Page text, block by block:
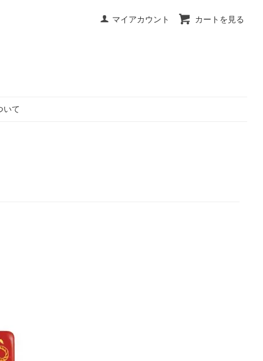
マイアカウント カートを見る
いて